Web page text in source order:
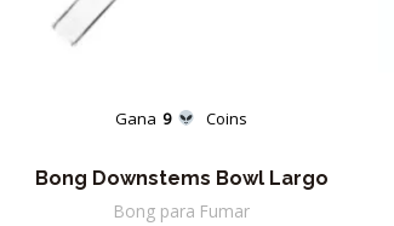
Gana 9 Coins
Bong Downstems Bowl Largo
Bong para Fumar